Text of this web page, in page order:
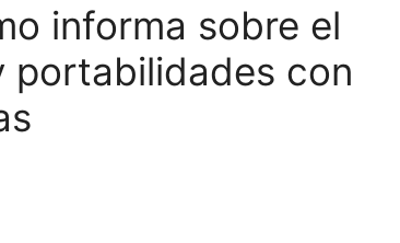
informa sobre el
portabilidades con